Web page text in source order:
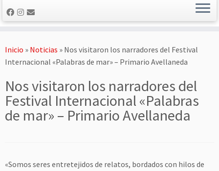
Inicio » Noticias » Nos visitaron los narradores del Festival
Internacional «Palabras de mar» – Primario Avellaneda
Nos visitaron los narradores del
Festival Internacional «Palabras
de mar» – Primario Avellaneda
«Somos seres entretejidos de relatos, bordados con hilos de